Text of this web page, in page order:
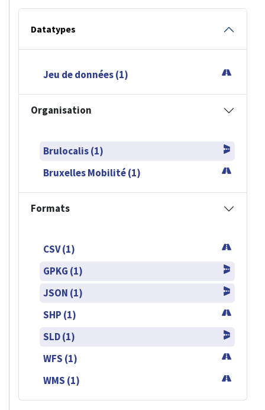
Datatypes
Jeu de données (1)
Organisation
Brulocalis (1)
Bruxelles Mobilité (1)
Formats
CSV (1)
GPKG (1)
JSON (1)
SHP (1)
SLD (1)
WFS (1)
WMS (1)